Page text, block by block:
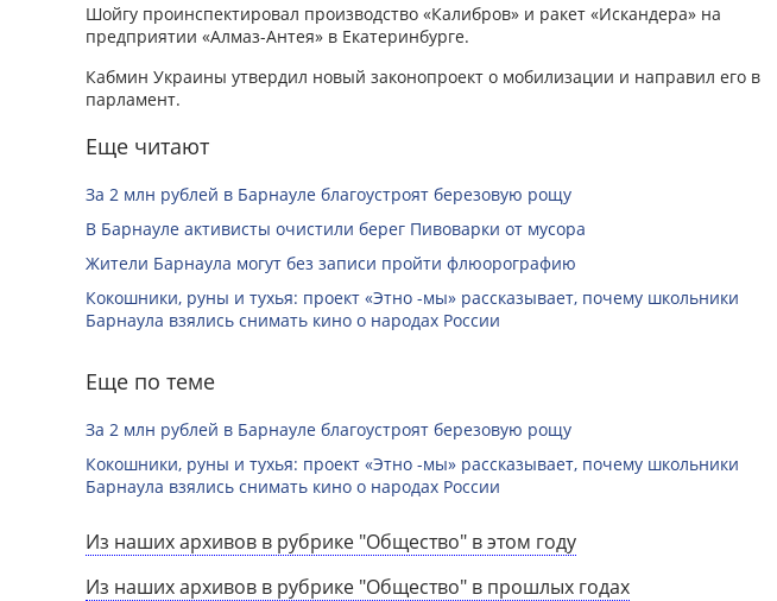
Шойгу проинспектировал производство «Калибров» и ракет «Искандера» на
предприятии «Алмаз-Антея» в Екатеринбурге.
Кабмин Украины утвердил новый законопроект о мобилизации и направил его в
парламент.
Еще читают
За 2 млн рублей в Барнауле благоустроят березовую рощу
В Барнауле активисты очистили берег Пивоварки от мусора
Жители Барнаула могут без записи пройти флюорографию
Кокошники, руны и тухья: проект «Этно -мы» рассказывает, почему школьники
Барнаула взялись снимать кино о народах России
Еще по теме
За 2 млн рублей в Барнауле благоустроят березовую рощу
Кокошники, руны и тухья: проект «Этно -мы» рассказывает, почему школьники
Барнаула взялись снимать кино о народах России
Из наших архивов в рубрике "Общество" в этом году
Из наших архивов в рубрике "Общество" в прошлых годах